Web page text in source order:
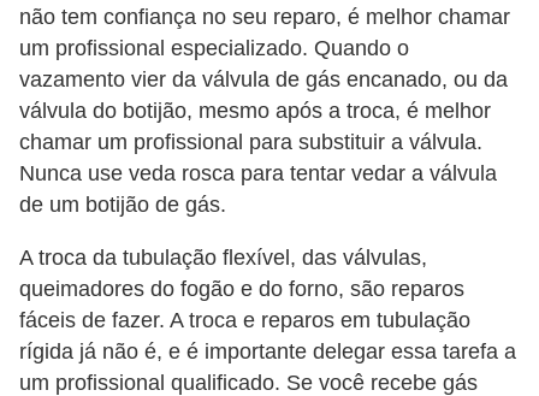
não tem confiança no seu reparo, é melhor chamar
um profissional especializado. Quando o
vazamento vier da válvula de gás encanado, ou da
válvula do botijão, mesmo após a troca, é melhor
chamar um profissional para substituir a válvula.
Nunca use veda rosca para tentar vedar a válvula
de um botijão de gás.
A troca da tubulação flexível, das válvulas,
queimadores do fogão e do forno, são reparos
fáceis de fazer. A troca e reparos em tubulação
rígida já não é, e é importante delegar essa tarefa a
um profissional qualificado. Se você recebe gás